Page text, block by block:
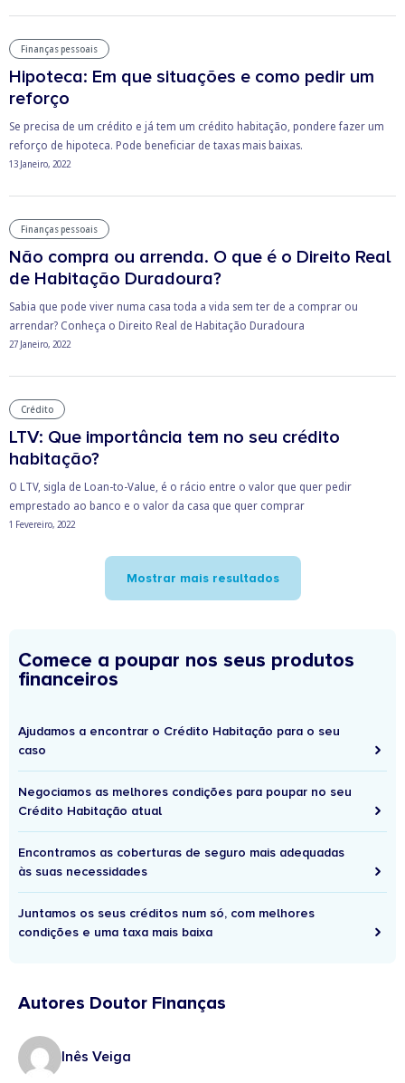
Finanças pessoais
Hipoteca: Em que situações e como pedir um
reforço
Se precisa de um crédito e já tem um crédito habitação, pondere fazer um
reforço de hipoteca. Pode beneficiar de taxas mais baixas.
13 Janeiro, 2022
Finanças pessoais
Não compra ou arrenda. O que é o Direito Real
de Habitação Duradoura?
Sabia que pode viver numa casa toda a vida sem ter de a comprar ou
arrendar? Conheça o Direito Real de Habitação Duradoura
27 Janeiro, 2022
Crédito
LTV: Que importância tem no seu crédito
habitação?
O LTV, sigla de Loan-to-Value, é o rácio entre o valor que quer pedir
emprestado ao banco e o valor da casa que quer comprar
1 Fevereiro, 2022
Mostrar mais resultados
Comece a poupar nos seus produtos
financeiros
Ajudamos a encontrar o Crédito Habitação para o seu
caso
Negociamos as melhores condições para poupar no seu
Crédito Habitação atual
Encontramos as coberturas de seguro mais adequadas
às suas necessidades
Juntamos os seus créditos num só, com melhores
condições e uma taxa mais baixa
Autores Doutor Finanças
Inês Veiga